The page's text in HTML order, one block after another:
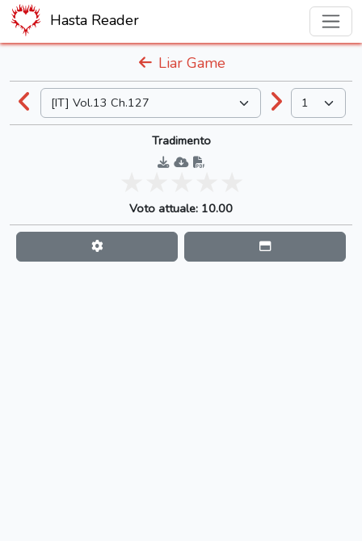
Hasta Reader
Liar Game
Tradimento
Voto attuale: 10.00